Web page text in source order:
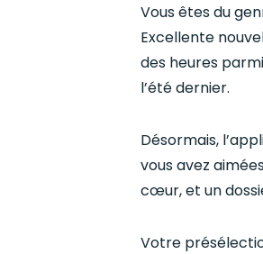
Vous êtes du
Excellente
des heures
l’été dernier.
Désormais,
vous avez
cœur, et un
Votre